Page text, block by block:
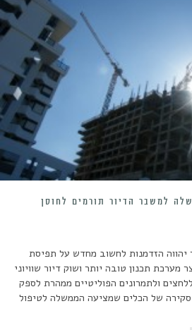
למשבר הדיור תורמים לחוסן
יהווה הזדמנות לחשוב מחדש על תפיסת
מערכת תכנון טובה יותר ושוק דיור שוויוני
ולתמרונים הפוליטיים ממהרת לספק
של הכלים שמציעה הממשלה לטיפול